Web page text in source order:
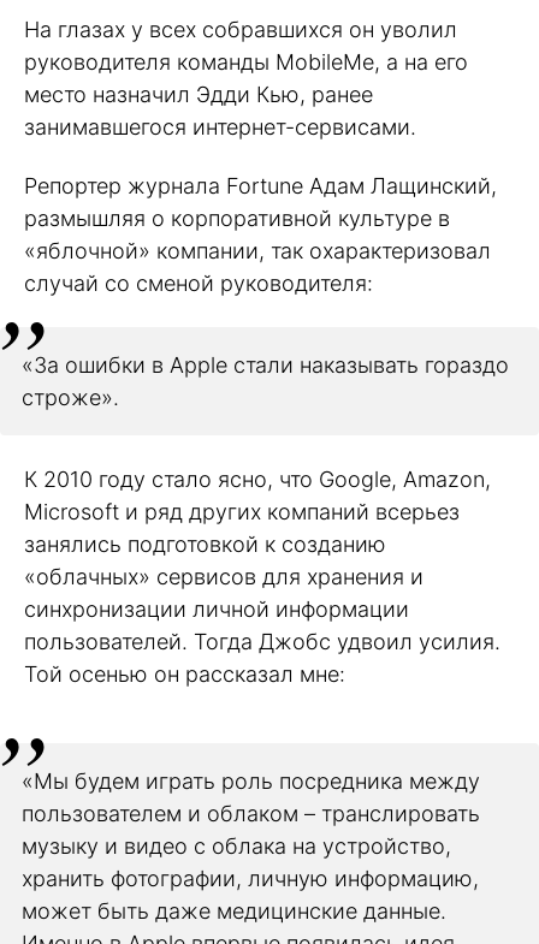
На глазах у всех собравшихся он уволил
руководителя команды MobileMe, а на его
место назначил Эдди Кью, ранее
занимавшегося интернет-сервисами.
Репортер журнала Fortune Адам Лащинский,
размышляя о корпоративной культуре в
«яблочной» компании, так охарактеризовал
случай со сменой руководителя:
«За ошибки в Apple стали наказывать гораздо
строже».
К 2010 году стало ясно, что Google, Amazon,
Microsoft и ряд других компаний всерьез
занялись подготовкой к созданию
«облачных» сервисов для хранения и
синхронизации личной информации
пользователей. Тогда Джобс удвоил усилия.
Той осенью он рассказал мне:
«Мы будем играть роль посредника между
пользователем и облаком – транслировать
музыку и видео с облака на устройство,
хранить фотографии, личную информацию,
может быть даже медицинские данные.